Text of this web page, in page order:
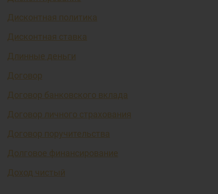
Дисконтная политика
Дисконтная ставка
Длинные деньги
Договор
Договор банковского вклада
Договор личного страхования
Договор поручительства
Долговое финансирование
Доход чистый